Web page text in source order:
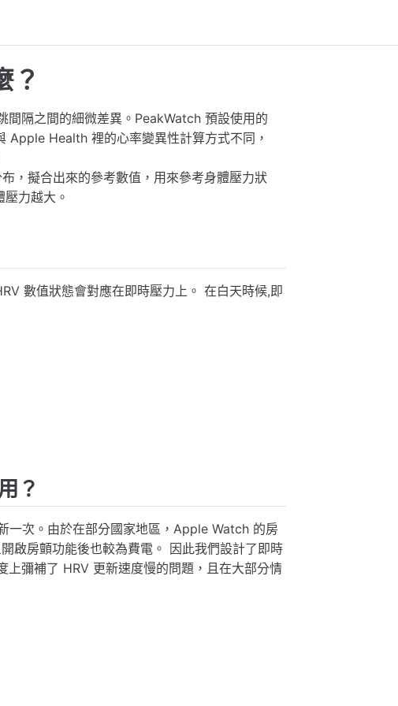
？
間隔之間的細微差異。PeakWatch 預設使用的
Apple Health 裡的心率變異性計算方式不同，
，擬合出來的參考數值，用來參考身體壓力狀
力越大。
數值狀態會對應在即時壓力上。 在白天時候,即
？
次。由於在部分國家地區，Apple Watch 的房
啟房顫功能後也較為費電。 因此我們設計了即時
彌補了 HRV 更新速度慢的問題，且在大部分情